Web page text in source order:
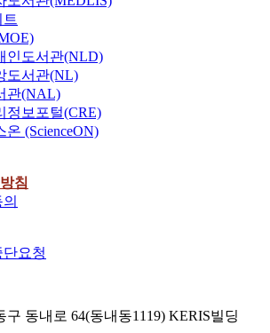
인도서관(NLD)
도서관(NL)
관(NAL)
정보포털(CRE)
온 (ScienceON)
침
요청
구 동내로 64(동내동1119) KERIS빌딩